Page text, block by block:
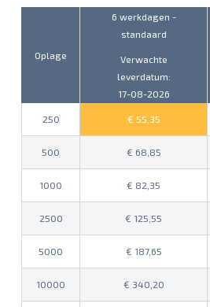
Oplage
6 werkdagen -
standaard
Verwachte
leverdatum:
17-08-2026
250 55,35
500 68,85
1000 82,35
2500 125,55
5000 187,65
10000 340,20